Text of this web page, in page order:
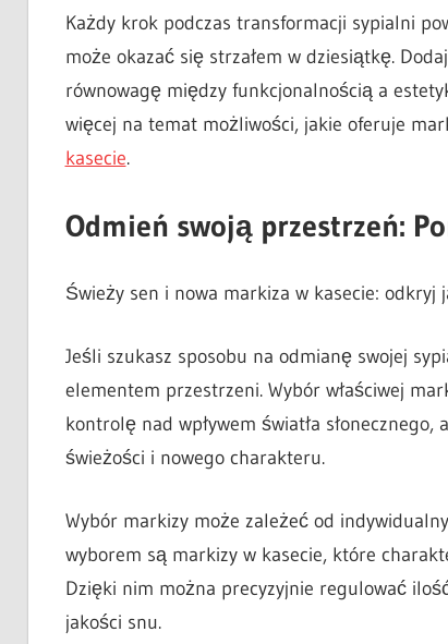
Każdy krok podczas transformacji sypialni
może okazać się strzałem w dziesiątkę.
równowagę między funkcjonalnością a
więcej na temat możliwości, jakie oferuje
kasecie.
Odmień swoją przestrzeń:
Świeży sen i nowa markiza w kasecie: odkryj
Jeśli szukasz sposobu na odmianę swojej
elementem przestrzeni. Wybór właściwej
kontrolę nad wpływem światła
świeżości i nowego charakteru.
Wybór markizy może zależeć od
wyborem są markizy w kasecie, które
Dzięki nim można precyzyjnie regulować
jakości snu.